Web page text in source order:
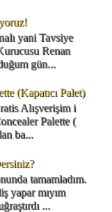
yani Tavsiye
Renan
gün...
(Kapatıcı Palet)
Alışverişim i
Palette (
ba...
tamamladım.
yapar mıyım
...